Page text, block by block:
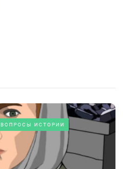
ВОПРОСЫ ИСТОРИИ